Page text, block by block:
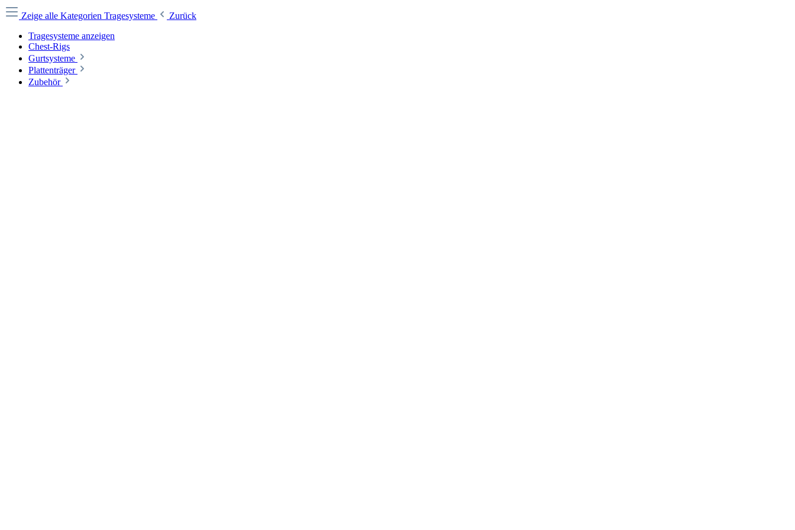
Zeige alle Kategorien Tragesysteme
Zurück
Tragesysteme anzeigen
Chest-Rigs
Gurtsysteme
Plattenträger
Zubehör